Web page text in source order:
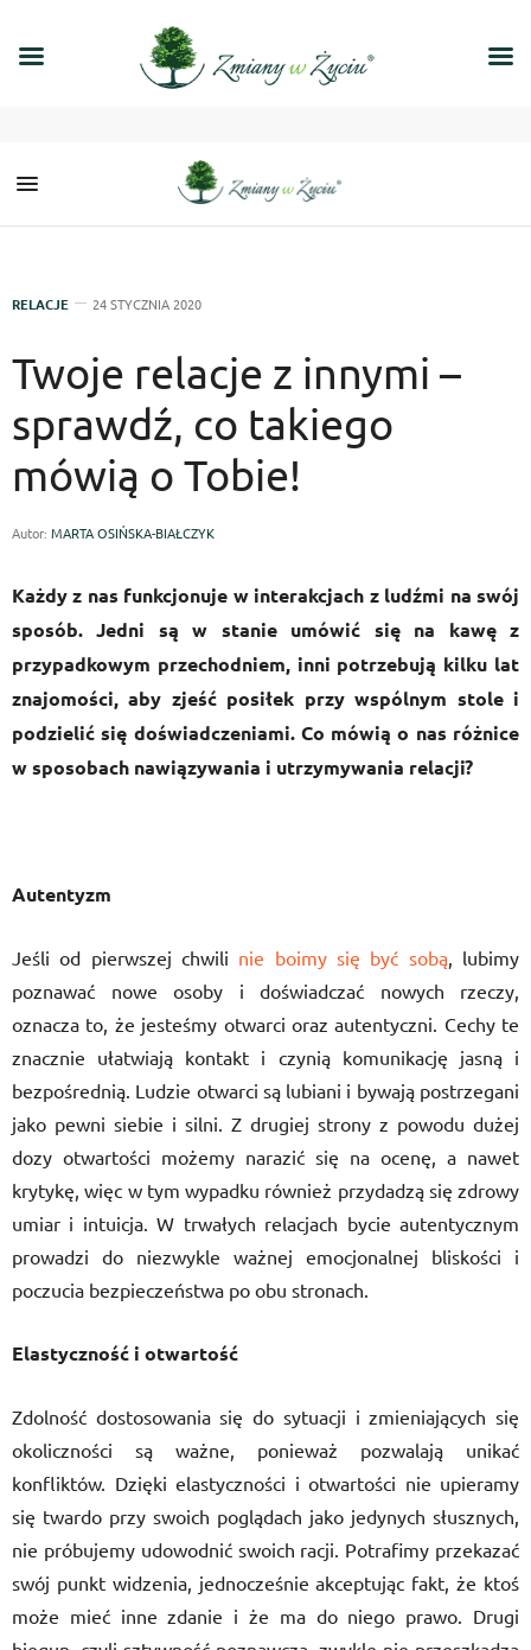
RELACJE 24 STYCZNIA 2020
Twoje relacje z innymi –
sprawdź, co takiego
mówią o Tobie!
Autor: MARTA OSIŃSKA-BIAŁCZYK
Każdy z nas funkcjonuje w interakcjach z ludźmi na swój
sposób. Jedni są w stanie umówić się na kawę z
przypadkowym przechodniem, inni potrzebują kilku lat
znajomości, aby zjeść posiłek przy wspólnym stole i
podzielić się doświadczeniami. Co mówią o nas różnice
w sposobach nawiązywania i utrzymywania relacji?
Autentyzm
Jeśli od pierwszej chwili nie boimy się być sobą, lubimy
poznawać nowe osoby i doświadczać nowych rzeczy,
oznacza to, że jesteśmy otwarci oraz autentyczni. Cechy te
znacznie ułatwiają kontakt i czynią komunikację jasną i
bezpośrednią. Ludzie otwarci są lubiani i bywają postrzegani
jako pewni siebie i silni. Z drugiej strony z powodu dużej
dozy otwartości możemy narazić się na ocenę, a nawet
krytykę, więc w tym wypadku również przydadzą się zdrowy
umiar i intuicja. W trwałych relacjach bycie autentycznym
prowadzi do niezwykle ważnej emocjonalnej bliskości i
poczucia bezpieczeństwa po obu stronach.
Elastyczność i otwartość
Zdolność dostosowania się do sytuacji i zmieniających się
okoliczności są ważne, ponieważ pozwalają unikać
konfliktów. Dzięki elastyczności i otwartości nie upieramy
się twardo przy swoich poglądach jako jedynych słusznych,
nie próbujemy udowodnić swoich racji. Potrafimy przekazać
swój punkt widzenia, jednocześnie akceptując fakt, że ktoś
może mieć inne zdanie i że ma do niego prawo. Drugi